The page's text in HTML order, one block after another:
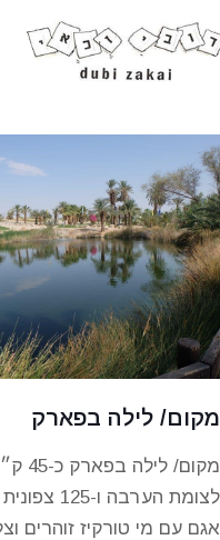
מקום/ לילה בפארק
מקום/
לצומת הערבה
אגם עם מי טורקיז זוהרים